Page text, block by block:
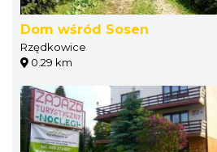
Dom wśród Sosen
Rzędkowice
0.29 km